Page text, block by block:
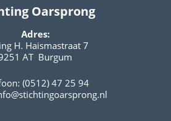
Oarsprong
Adres:
H. Haismastraat 7
AT Burgum
(0512) 47 25 94